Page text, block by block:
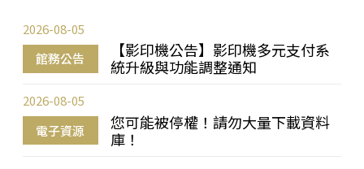
館務公告
【影印機公告】影印機多元支付系
統升級與功能調整通知
2026-08-05
電子資源
您可能被停權！請勿大量下載資料
庫！
2026-08-05